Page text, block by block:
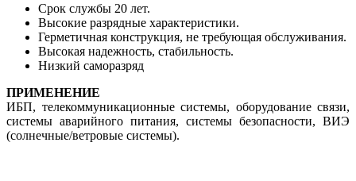
Срок службы 20 лет.
Высокие разрядные характеристики.
Герметичная конструкция, не требующая обслуживания.
Высокая надежность, стабильность.
Низкий саморазряд
ПРИМЕНЕНИЕ
ИБП, телекоммуникационные системы, оборудование связи,
системы аварийного питания, системы безопасности, ВИЭ
(солнечные/ветровые системы).